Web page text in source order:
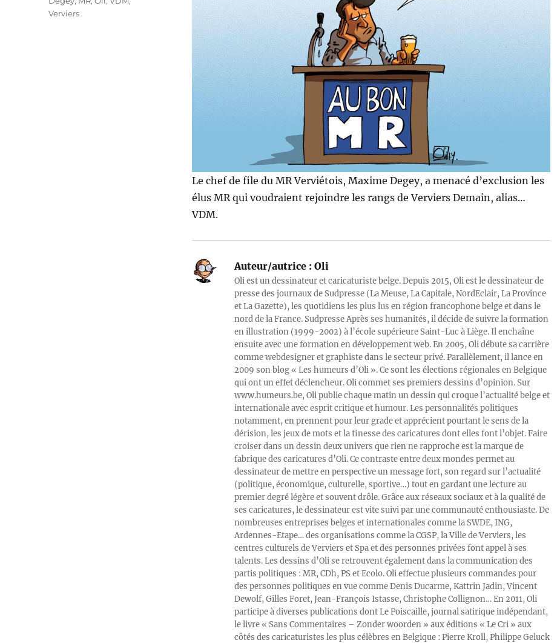
Le chef de file du MR Verviétois, Maxime Degey, a menacé d’exclusion les
élus MR qui voudraient rejoindre les rangs de Verviers Demain, alias…
VDM.
Auteur/autrice :Oli
Oli est un dessinateur et caricaturiste belge. Depuis 2015, Oli est le dessinateur de
presse des journaux de Sudpresse (La Meuse, La Capitale, NordEclair, La Province
et La Gazette), les quotidiens les plus lus en région francophone belge et dans le
nord de la France. Sudpresse Après ses humanités, il décide de suivre la formation
en illustration (1999-2002) à l’école supérieure Saint-Luc à Liège. Il enchaîne
ensuite avec une formation en développement web. En 2005, Oli débute sa carrière
comme webdesigner et graphiste dans le secteur privé. Parallèlement, il lance en
2009 son blog « Les humeurs d’Oli ». Ce sont les élections régionales en Belgique
qui ont un effet déclencheur. Oli commet ses premiers dessins d’opinion. Sur
www.humeurs.be, Oli publie chaque matin un dessin qui croque l’actualité belge et
internationale avec esprit critique et humour. Les personnalités politiques
notamment, en prennent pour leur grade et apprécient pourtant le sens de la
dérision, les jeux de mots et la finesse des caricatures dont elles font l’objet. Faire
croiser dans un dessin deux univers que rien ne rapproche est la marque de
fabrique des caricatures d’Oli. Ce contraste entre deux mondes permet au
dessinateur de mettre en perspective un message fort, son regard sur l’actualité
(politique, économique, culturelle, sportive…) tout en gardant une lecture au
premier degré légère et souvent drôle. Grâce aux réseaux sociaux et à la qualité de
ses caricatures, le dessinateur est vite suivi par une communauté enthousiaste. De
nombreuses entreprises belges et internationales comme la SWDE, ING,
Ardennes-Etape… des organisations comme la CGSP, la Ville de Verviers, les
centres culturels de Verviers et Spa et des personnes privées font appel à ses
talents. Les dessins d’Oli se retrouvent également dans la communication des
partis politiques : MR, CDh, PS et Ecolo. Oli effectue plusieurs commandes pour
des personnes politiques en vue comme Denis Ducarme, Kattrin Jadin, Vincent
Dewolf, Gilles Foret, Jean-François Istasse, Christophe Collignon… En 2011, Oli
participe à diverses publications dont Le Poiscaille, journal satirique indépendant,
le livre « Sans Commentaires – Zonder woorden » aux éditions « Le Cri » aux
côtés des caricaturistes les plus célèbres en Belgique : Pierre Kroll, Philippe Geluck
Verviers